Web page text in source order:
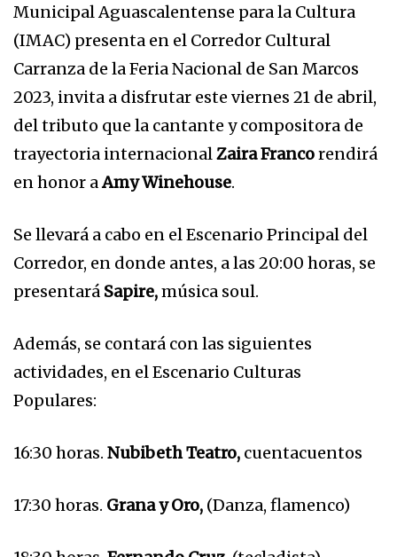
Municipal Aguascalentense para la Cultura
(IMAC) presenta en el Corredor Cultural
Carranza de la Feria Nacional de San Marcos
2023, invita a disfrutar este viernes 21 de abril,
del tributo que la cantante y compositora de
trayectoria internacionalZaira Francorendirá
en honor aAmy Winehouse.
Se llevará a cabo en el Escenario Principal del
Corredor, en donde antes, a las 20:00 horas, se
presentará Sapire,música soul.
Además, se contará con las siguientes
actividades, en el Escenario Culturas
Populares:
16:30 horas. Nubibeth Teatro, cuentacuentos
17:30 horas. Grana y Oro, (Danza, flamenco)